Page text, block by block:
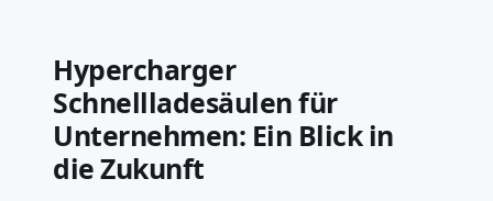
Hypercharger
Schnellladesäulen für
Unternehmen: Ein Blick in
die Zukunft